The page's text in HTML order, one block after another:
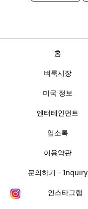
홈
벼룩시장
미국 정보
엔터테인먼트
업소록
이용약관
문의하기 – Inquiry
인스타그램